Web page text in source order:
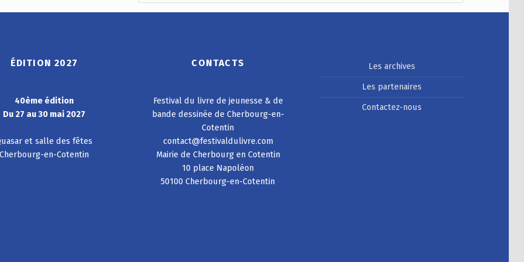
ÉDITION 2027
40ème édition
Du 27 au 30 mai 2027
et salle des fêtes
en-Cotentin
CONTACTS
Festival du livre de jeunesse & de
bande dessinée de Cherbourg-en-
Cotentin
contact@festivaldulivre.com
Mairie de Cherbourg en Cotentin
10 place Napoléon
50100 Cherbourg-en-Cotentin
Les archives
Les partenaires
Contactez-nous